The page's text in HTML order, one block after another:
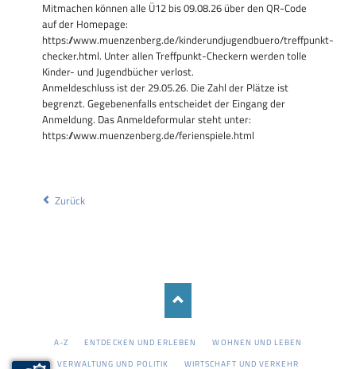
Mitmachen können alle Ü12 bis 09.08.26 über den QR-Code
auf der Homepage:
https://www.muenzenberg.de/kinderundjugendbuero/treffpunkt-
checker.html. Unter allen Treffpunkt-Checkern werden tolle
Kinder- und Jugendbücher verlost.
Anmeldeschluss ist der 29.05.26. Die Zahl der Plätze ist
begrenzt. Gegebenenfalls entscheidet der Eingang der
Anmeldung. Das Anmeldeformular steht unter:
https://www.muenzenberg.de/ferienspiele.html
Zurück
NAVIGATION
A-Z ENTDECKEN UND ERLEBEN
WOHNEN UND LEBEN
VERWALTUNG UND POLITIK
WIRTSCHAFT UND VERKEHR